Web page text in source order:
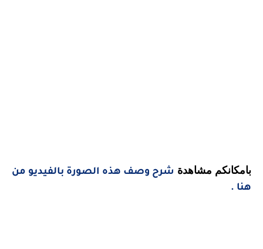
بامكانكم مشاهدة شرح وصف هذه الصورة بالفيديو من
هنا .